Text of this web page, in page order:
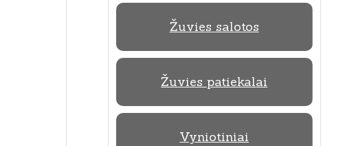
Žuvies salotos
Žuvies patiekalai
Vyniotiniai